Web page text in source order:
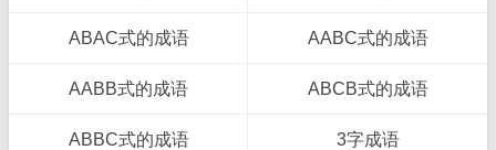
ABAC式的成语 AABC式的成语
AABB式的成语 ABCB式的成语
ABBC式的成语 3字成语